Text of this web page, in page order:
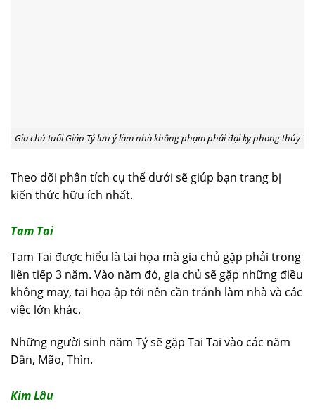
Gia chủ tuổi Giáp Tý lưu ý làm nhà không phạm phải đại kỵ phong thủy
Theo dõi phân tích cụ thể dưới sẽ giúp bạn trang bị
kiến thức hữu ích nhất.
Tam Tai
Tam Tai được hiểu là tai họa mà gia chủ gặp phải trong
liên tiếp 3 năm. Vào năm đó, gia chủ sẽ gặp những điều
không may, tai họa ập tới nên cần tránh làm nhà và các
việc lớn khác.
Những người sinh năm Tý sẽ gặp Tai Tai vào các năm
Dần, Mão, Thìn.
Kim Lâu